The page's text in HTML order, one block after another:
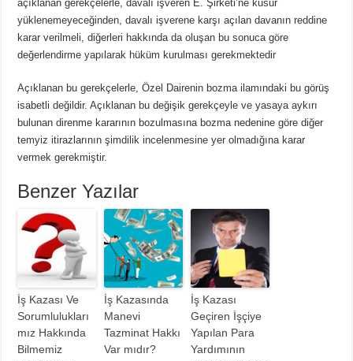
açıklanan gerekçelerle, davalı işveren E. Şirketi’ne kusur
yüklenemeyeceğinden, davalı işverene karşı açılan davanın reddine
karar verilmeli, diğerleri hakkında da oluşan bu sonuca göre
değerlendirme yapılarak hüküm kurulması gerekmektedir
Açıklanan bu gerekçelerle, Özel Dairenin bozma ilamındaki bu görüş
isabetli değildir. Açıklanan bu değişik gerekçeyle ve yasaya aykırı
bulunan direnme kararının bozulmasına bozma nedenine göre diğer
temyiz itirazlarının şimdilik incelenmesine yer olmadığına karar
vermek gerekmiştir.
Benzer Yazılar
İş Kazası Ve
Sorumlulukları
mız Hakkında
Bilmemiz
İş Kazasında
Manevi
Tazminat Hakkı
Var mıdır?
İş Kazası
Geçiren İşçiye
Yapılan Para
Yardımının